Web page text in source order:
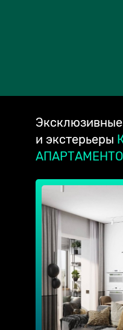
Эксклюзивные
и экстерьеры